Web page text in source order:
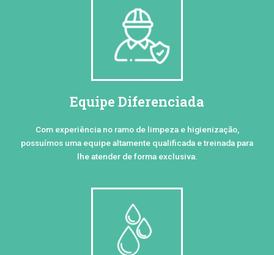
Equipe Diferenciada
Com experiência no ramo de limpeza e higienização,
possuímos uma equipe altamente qualificada e treinada para
lhe atender de forma exclusiva.